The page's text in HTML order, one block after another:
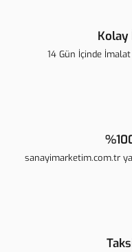
Kolay
14 Gün İçinde
sanayimarketim.com.tr